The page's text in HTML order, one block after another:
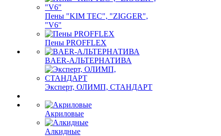
Пены "KIM TEС", "ZIGGER",
"V6"
Пены PROFFLEX
BAER-АЛЬТЕРНАТИВА
Эксперт, ОЛИМП, СТАНДАРТ
Акриловые
Алкидные